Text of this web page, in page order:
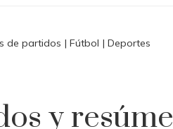
de partidos | Fútbol | Deportes
y